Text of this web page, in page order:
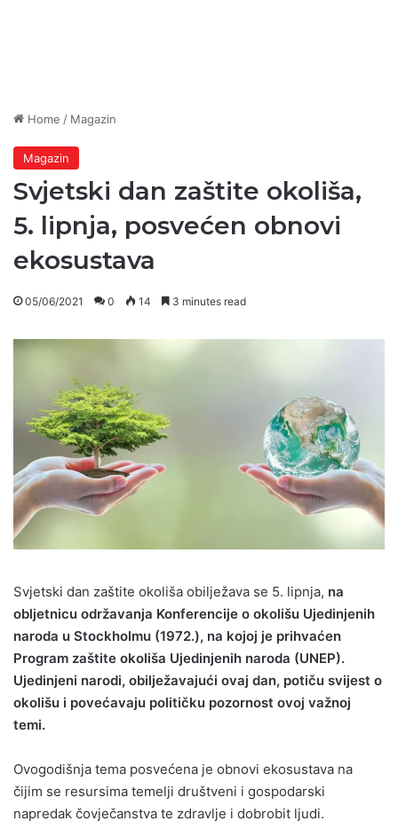
Home / Magazin
Magazin
Svjetski dan zaštite okoliša,
5. lipnja, posvećen obnovi
ekosustava
05/06/2021 0 14 3 minutes read
Svjetski dan zaštite okoliša obilježava se 5. lipnja, na
obljetnicu održavanja Konferencije o okolišu Ujedinjenih
naroda u Stockholmu (1972.), na kojoj je prihvaćen
Program zaštite okoliša Ujedinjenih naroda (UNEP).
Ujedinjeni narodi, obilježavajući ovaj dan, potiču svijest o
okolišu i povećavaju političku pozornost ovoj važnoj
temi.
Ovogodišnja tema posvećena je obnovi ekosustava na
čijim se resursima temelji društveni i gospodarski
napredak čovječanstva te zdravlje i dobrobit ljudi.